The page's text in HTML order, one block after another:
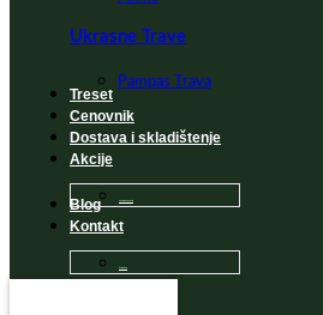
Ukrasne Trave
Pampas Trava
Treset
Cenovnik
Dostava i skladištenje
Akcije
Blog
Kontakt